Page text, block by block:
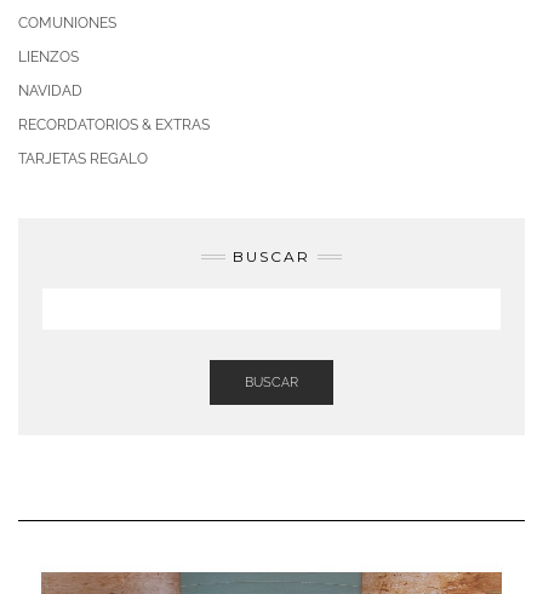
COMUNIONES
LIENZOS
NAVIDAD
RECORDATORIOS & EXTRAS
TARJETAS REGALO
BUSCAR
BUSCAR